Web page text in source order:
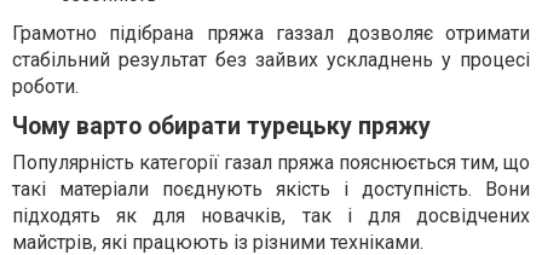
Грамотно підібрана пряжа газзал дозволяє отримати
стабільний результат без зайвих ускладнень у процесі
роботи.
Чому варто обирати турецьку пряжу
Популярність категорії газал пряжа пояснюється тим, що
такі матеріали поєднують якість і доступність. Вони
підходять як для новачків, так і для досвідчених
майстрів, які працюють із різними техніками.